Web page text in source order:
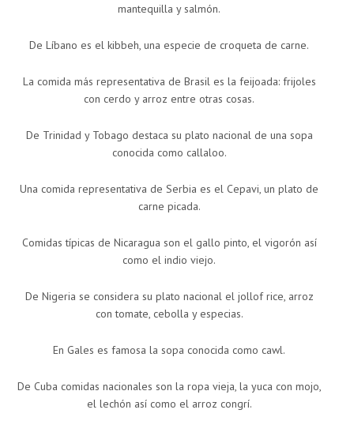
mantequilla y salmón.
De Líbano es el kibbeh, una especie de croqueta de carne.
La comida más representativa de Brasil es la feijoada: frijoles
con cerdo y arroz entre otras cosas.
De Trinidad y Tobago destaca su plato nacional de una sopa
conocida como callaloo.
Una comida representativa de Serbia es el Cepavi, un plato de
carne picada.
Comidas típicas de Nicaragua son el gallo pinto, el vigorón así
como el indio viejo.
De Nigeria se considera su plato nacional el jollof rice, arroz
con tomate, cebolla y especias.
En Gales es famosa la sopa conocida como cawl.
De Cuba comidas nacionales son la ropa vieja, la yuca con mojo,
el lechón así como el arroz congrí.